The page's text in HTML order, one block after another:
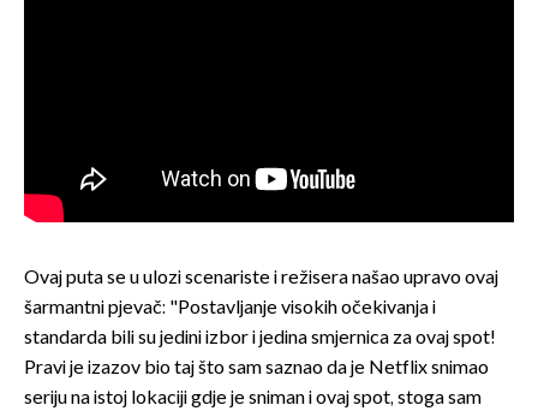
Ovaj puta se u ulozi scenariste i režisera našao upravo ovaj
šarmantni pjevač: "Postavljanje visokih očekivanja i
standarda bili su jedini izbor i jedina smjernica za ovaj spot!
Pravi je izazov bio taj što sam saznao da je Netflix snimao
seriju na istoj lokaciji gdje je sniman i ovaj spot, stoga sam